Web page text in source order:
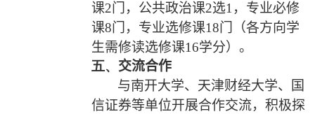
课2门，公共政治课2选1 ，专业必修
课8门，专业选修课18门（各方向学
生需修读选修课16学分） 。
五、 交流合作
与南开大学、天津财经大学、国
信证券等单位开展合作交流，积极探